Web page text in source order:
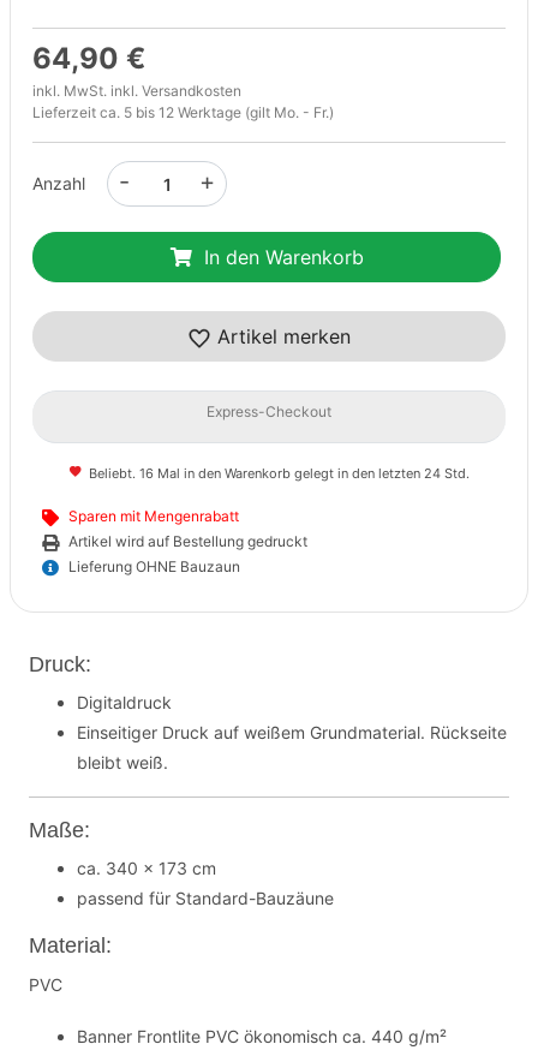
64,90 €
inkl. MwSt. inkl. Versandkosten
Lieferzeit ca. 5 bis 12 Werktage (gilt Mo. - Fr.)
Anzahl +
-
In den Warenkorb
Artikel merken
Express-Checkout
Beliebt. 16 Mal in den Warenkorb gelegt in den letzten 24 Std.
Sparen mit Mengenrabatt
Artikel wird auf Bestellung gedruckt
Lieferung OHNE Bauzaun
Druck:
Digitaldruck
Einseitiger Druck auf weißem Grundmaterial. Rückseite
bleibt weiß.
Maße:
ca. 340 x 173 cm
passend für Standard-Bauzäune
Material:
PVC
Banner Frontlite PVC ökonomisch ca. 440 g/m²